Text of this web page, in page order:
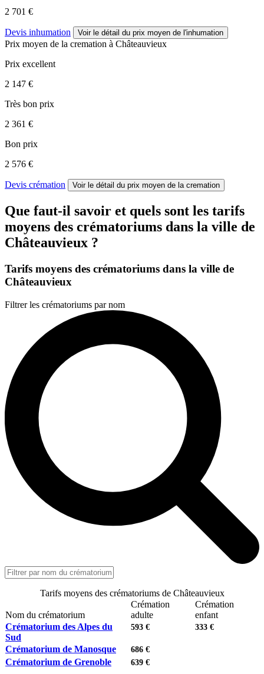
2 701 €
Devis inhumation Voir le détail du prix moyen de l'inhumation
Prix moyen de la cremation à Châteauvieux
Prix excellent
2 147 €
Très bon prix
2 361 €
Bon prix
2 576 €
Devis crémation Voir le détail du prix moyen de la cremation
Que faut-il savoir et quels sont les tarifs
moyens des crématoriums dans la ville de
Châteauvieux ?
Tarifs moyens des crématoriums dans la ville de
Châteauvieux
Filtrer les crématoriums par nom
Tarifs moyens des crématoriums de Châteauvieux
Nom du crématorium
Crémation
adulte
Crémation
enfant
Crématorium des Alpes du
Sud
593 € 333 €
Crématorium de Manosque 686 €
Crématorium de Grenoble 639 €